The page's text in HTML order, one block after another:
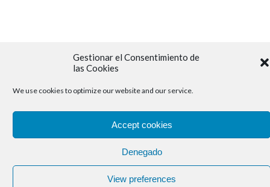
Gestionar el Consentimiento de
las Cookies
We use cookies to optimize our website and our service.
Accept cookies
Denegado
View preferences